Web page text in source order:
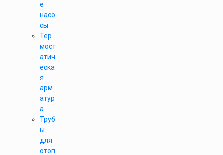
е
насо
сы
Тер
мост
атич
еска
я
арм
атур
а
Труб
ы
для
отоп